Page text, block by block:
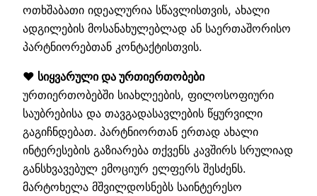
ოთხშაბათი იდეალურია სწავლისთვის, ახალი
ადგილების მოსანახულებლად ან საერთაშორისო
პარტნიორებთან კონტაქტისთვის.
❤️ სიყვარული და ურთიერთობები
ურთიერთობებში სიახლეების, ფილოსოფიური
საუბრებისა და თავგადასავლების წყურვილი
გაგიჩნდებათ. პარტნიორთან ერთად ახალი
ინტერესების გაზიარება თქვენს კავშირს სრულიად
განსხვავებულ ემოციურ ელფერს შესძენს.
მარტოხელა მშვილდოსნებს საინტერესო